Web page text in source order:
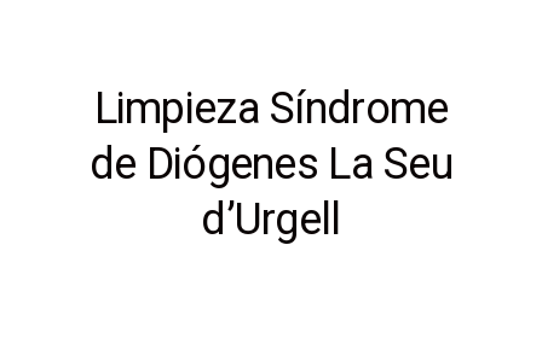
Limpieza Síndrome
de Diógenes La Seu
d’Urgell